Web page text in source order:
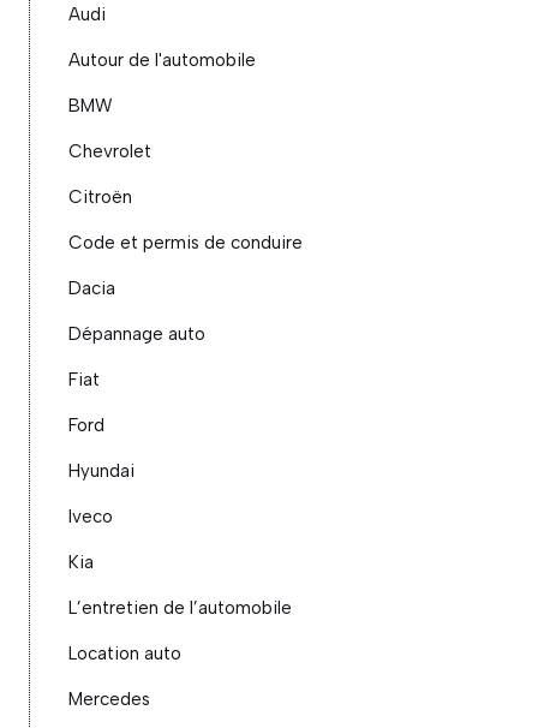
Audi
Autour de l'automobile
BMW
Chevrolet
Citroën
Code et permis de conduire
Dacia
Dépannage auto
Fiat
Ford
Hyundai
Iveco
Kia
L’entretien de l’automobile
Location auto
Mercedes